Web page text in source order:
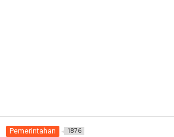
Pemerintahan 1876